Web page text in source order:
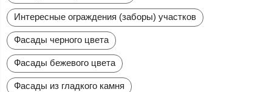
Интересные ограждения (заборы) участков
Фасады черного цвета
Фасады бежевого цвета
Фасады из гладкого камня